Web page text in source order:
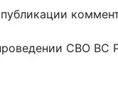
СВО ВС